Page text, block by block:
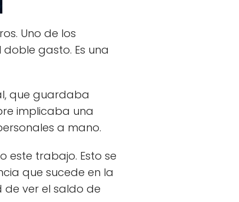
Uno de los
gasto. Es una
que guardaba
implicaba una
a mano.
este trabajo. Esto se
que sucede en la
de ver el saldo de